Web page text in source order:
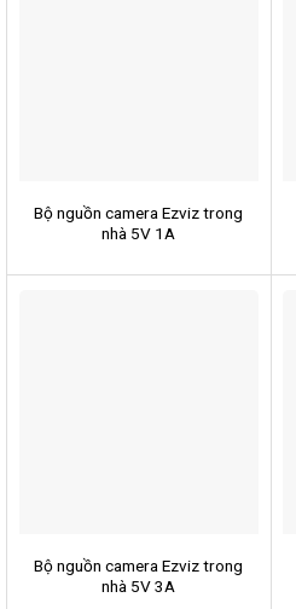
Bộ nguồn camera Ezviz trong
nhà 5V 1A
Bộ nguồn camera Ezviz trong
nhà 5V 3A